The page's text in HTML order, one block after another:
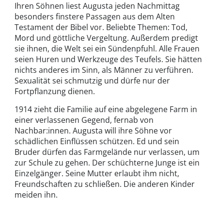
Ihren Söhnen liest Augusta jeden Nachmittag
besonders finstere Passagen aus dem Alten
Testament der Bibel vor. Beliebte Themen: Tod,
Mord und göttliche Vergeltung. Außerdem predigt
sie ihnen, die Welt sei ein Sündenpfuhl. Alle Frauen
seien Huren und Werkzeuge des Teufels. Sie hätten
nichts anderes im Sinn, als Männer zu verführen.
Sexualität sei schmutzig und dürfe nur der
Fortpflanzung dienen.
1914 zieht die Familie auf eine abgelegene Farm in
einer verlassenen Gegend, fernab von
Nachbar:innen. Augusta will ihre Söhne vor
schädlichen Einflüssen schützen. Ed und sein
Bruder dürfen das Farmgelände nur verlassen, um
zur Schule zu gehen. Der schüchterne Junge ist ein
Einzelgänger. Seine Mutter erlaubt ihm nicht,
Freundschaften zu schließen. Die anderen Kinder
meiden ihn.